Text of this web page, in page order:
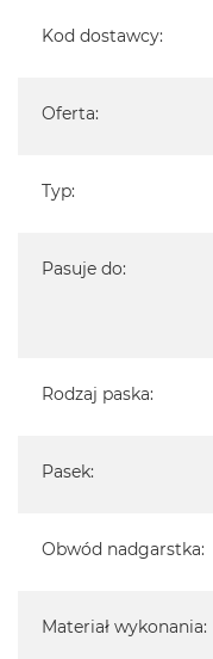
i
M
A
i
M
o
A
i
4
Kod dostawcy:
Oferta:
Typ:
Pasuje do:
Rodzaj paska:
Pasek:
Obwód nadgarstka:
Materiał wykonania: